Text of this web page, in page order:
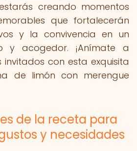
creando momentos
que fortalecerán
y la convivencia en un
y acogedor. ¡Anímate a
con esta exquisita
de limón con merengue
de la receta para
y necesidades